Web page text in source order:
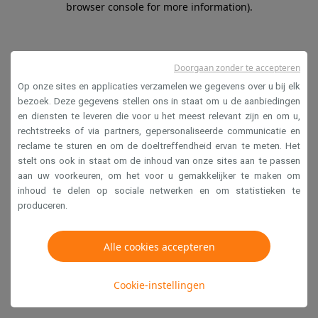
browser console for more information).
Op onze sites en applicaties verzamelen we gegevens over u bij elk
bezoek. Deze gegevens stellen ons in staat om u de aanbiedingen
en diensten te leveren die voor u het meest relevant zijn en om u,
rechtstreeks of via partners, gepersonaliseerde communicatie en
reclame te sturen en om de doeltreffendheid ervan te meten. Het
stelt ons ook in staat om de inhoud van onze sites aan te passen
aan uw voorkeuren, om het voor u gemakkelijker te maken om
inhoud te delen op sociale netwerken en om statistieken te
produceren.
Alle cookies accepteren
Cookie-instellingen
Doorgaan zonder te accepteren